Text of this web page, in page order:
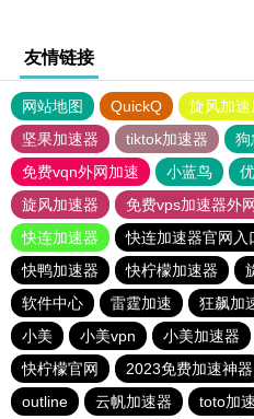
友情链接
网站地图 QuickQ 旋风加速
坚果加速器
tiktok加速器
狗
免费vqn外网加速
小蓝鸟
旋风加速器
免费vps加速器外
快连加速器
快连加速器官网入
快鸭加速器
快柠檬加速器
软件中心
雷霆加速 狂飙加
小美
小美vpn 小美加速器
快柠檬官网
2023免费加速神器
outline
云帆加速器 toto加